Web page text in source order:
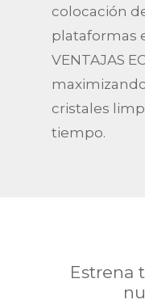
colocación
plataformas
VENTAJAS
cristales
tiempo.
Estrena